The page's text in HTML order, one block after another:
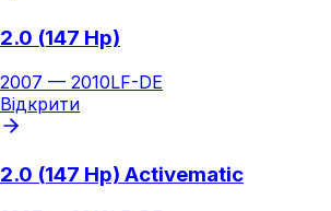
2.0 (147 Hp)
2007 — 2010LF-DE
Відкрити
2.0 (147 Hp) Activematic